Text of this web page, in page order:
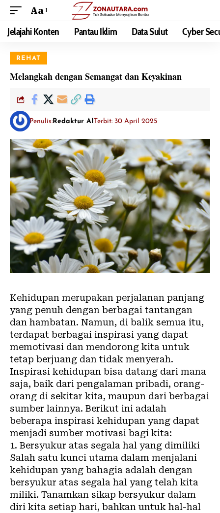
Aa
Jelajahi Konten Pantau Iklim Data Sulut Cyber
REHAT
Melangkah dengan Semangat dan Keyakinan
Penulis: Redaktur AITerbit: 30 April 2025
Kehidupan merupakan perjalanan panjang
yang penuh dengan berbagai tantangan
dan hambatan. Namun, di balik semua itu,
terdapat berbagai inspirasi yang dapat
memotivasi dan mendorong kita untuk
tetap berjuang dan tidak menyerah.
Inspirasi kehidupan bisa datang dari mana
saja, baik dari pengalaman pribadi, orang-
orang di sekitar kita, maupun dari berbagai
sumber lainnya. Berikut ini adalah
beberapa inspirasi kehidupan yang dapat
menjadi sumber motivasi bagi kita:
1. Bersyukur atas segala hal yang dimiliki
Salah satu kunci utama dalam menjalani
kehidupan yang bahagia adalah dengan
bersyukur atas segala hal yang telah kita
miliki. Tanamkan sikap bersyukur dalam
diri kita setiap hari, bahkan untuk hal-hal